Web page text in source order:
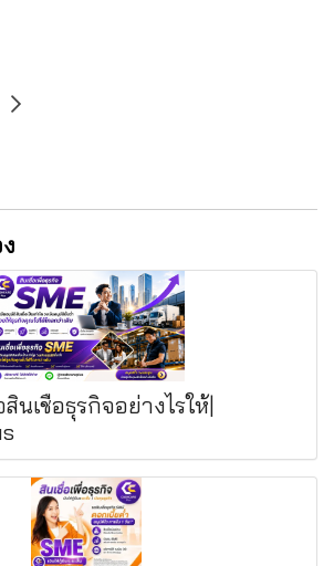
นเชื่อธุรกิจอย่างไรให้|